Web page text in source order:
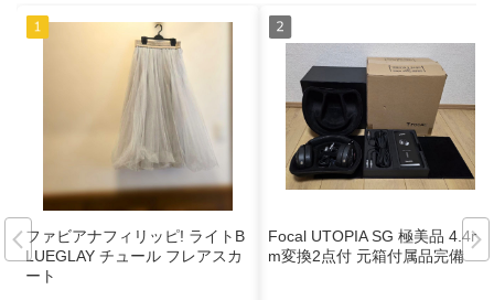
ファビアナフィリッピ! ライトB
LUEGLAY チュール フレアスカ
ート
Focal UTOPIA SG 極美品 4.4m
m変換2点付 元箱付属品完備